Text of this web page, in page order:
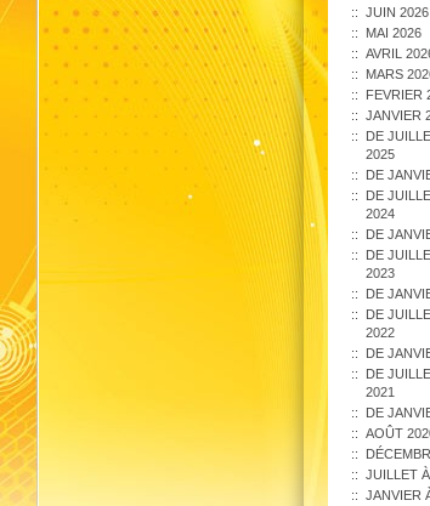
JUIN 2026
MAI 2026
AVRIL
MARS
FEVRIER
JANVIER
DE
2025
DE
DE
2024
DE
DE
2023
DE
DE
2022
DE
DE
2021
DE
AOÛT
JUILLET
JANVIER